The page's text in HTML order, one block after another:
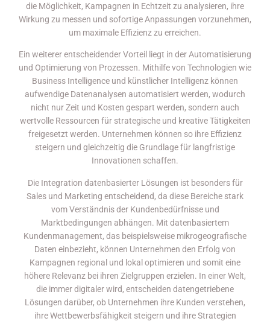
die Möglichkeit, Kampagnen in Echtzeit zu analysieren, ihre
Wirkung zu messen und sofortige Anpassungen vorzunehmen,
um maximale Effizienz zu erreichen.
Ein weiterer entscheidender Vorteil liegt in der Automatisierung
und Optimierung von Prozessen. Mithilfe von Technologien wie
Business Intelligence und künstlicher Intelligenz können
aufwendige Datenanalysen automatisiert werden, wodurch
nicht nur Zeit und Kosten gespart werden, sondern auch
wertvolle Ressourcen für strategische und kreative Tätigkeiten
freigesetzt werden. Unternehmen können so ihre Effizienz
steigern und gleichzeitig die Grundlage für langfristige
Innovationen schaffen.
Die Integration datenbasierter Lösungen ist besonders für
Sales und Marketing entscheidend, da diese Bereiche stark
vom Verständnis der Kundenbedürfnisse und
Marktbedingungen abhängen. Mit datenbasiertem
Kundenmanagement, das beispielsweise mikrogeografische
Daten einbezieht, können Unternehmen den Erfolg von
Kampagnen regional und lokal optimieren und somit eine
höhere Relevanz bei ihren Zielgruppen erzielen. In einer Welt,
die immer digitaler wird, entscheiden datengetriebene
Lösungen darüber, ob Unternehmen ihre Kunden verstehen,
ihre Wettbewerbsfähigkeit steigern und ihre Strategien